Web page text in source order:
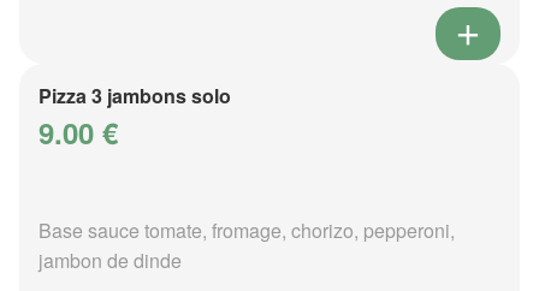
Pizza 3 jambons solo
9.00 €
Base sauce tomate, fromage, chorizo, pepperoni,
jambon de dinde